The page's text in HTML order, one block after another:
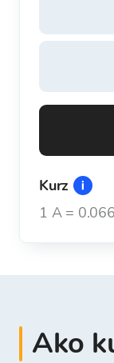
Kurz
1 A=
Ako